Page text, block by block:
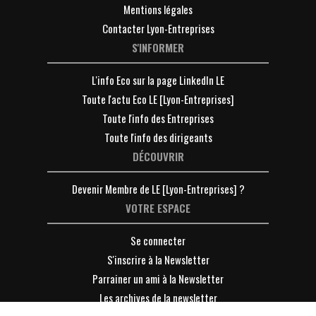
Mentions légales
Contacter Lyon-Entreprises
S'INFORMER
L'info Eco sur la page LinkedIn LE
Toute l'actu Eco LE [Lyon-Entreprises]
Toute l'info des Entreprises
Toute l'info des dirigeants
DÉCOUVRIR
Devenir Membre de LE [Lyon-Entreprises] ?
VOTRE ESPACE
Se connecter
S'inscrire à la Newsletter
Parrainer un ami à la Newsletter
Les archives de la newsletter